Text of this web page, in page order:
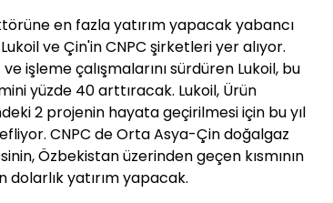
en fazla yatırım yapacak yabancı
ve Çin'in CNPC şirketleri yer alıyor.
işleme çalışmalarını sürdüren Lukoil, bu
yüzde 40 arttıracak. Lukoil, Ürün
2 projenin hayata geçirilmesi için bu yıl
CNPC de Orta Asya-Çin doğalgaz
Özbekistan üzerinden geçen kısmının
yatırım yapacak.